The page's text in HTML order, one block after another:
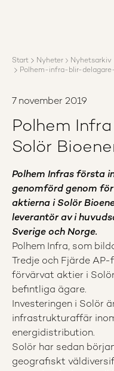
Rapporter
Start Nyheter
Nyhetsarkiv
Polhem-infra-blir-
7 november 2019
Polhem
Solör
Polhem Infras första
genomförd genom
aktierna i Solör
leverantör av i
Sverige och Norge.
Polhem Infra, som
Tredje och Fjärde AP-
förvärvat aktier i
befintliga ägare.
Investeringen i Solör
infrastrukturaffär
energidistribution.
Solör har sedan
geografiskt